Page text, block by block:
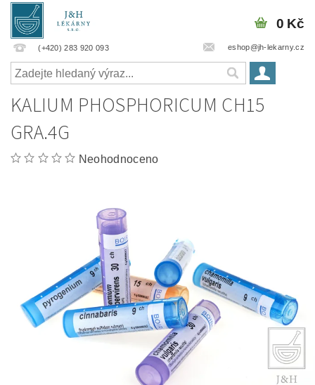
(+420) 283 920 093 eshop@jh-lekarny.cz
0 Kč
KALIUM PHOSPHORICUM CH15
GRA.4G
Neohodnoceno